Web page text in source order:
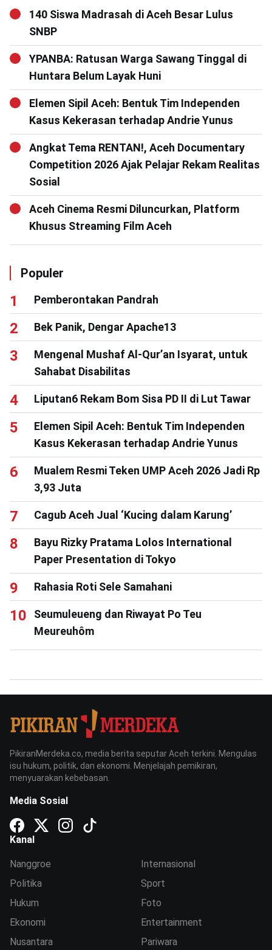
140 Siswa Madrasah di Aceh Besar Lulus
SNBP
YPANBA: Ratusan Warga Sawang Tinggal di
Huntara Belum Layak Huni
Elemen Sipil Aceh: Bentuk Tim Independen
Kasus Kekerasan terhadap Andrie Yunus
Angkat Tema RENTAN!, Aceh Documentary
Competition 2026 Ajak Pelajar Rekam Realitas
Sosial
Aceh Cinema Resmi Diluncurkan, Platform
Khusus Streaming Film Aceh
Populer
Pemberontakan Pandrah
Bek Panik, Dengar Apache13
Mengenal Mushaf Al-Qur’an Isyarat, untuk
Sahabat Disabilitas
Liputan6 Rekam Bom Sisa PD II di Lut Tawar
Elemen Sipil Aceh: Bentuk Tim Independen
Kasus Kekerasan terhadap Andrie Yunus
Mualem Resmi Teken UMP Aceh 2026 Jadi Rp
3,93 Juta
Cagub Aceh Jual ‘Kucing dalam Karung’
Bayu Rizky Pratama Lolos International
Paper Presentation di Tokyo
Rahasia Roti Sele Samahani
Seumuleueng dan Riwayat Po Teu
Meureuhôm
PikiranMerdeka.co, media berita seputar Aceh terkini. Mengulas
isu hukum, politik, dan ekonomi. Menjelajah pemikiran,
menyuarakan kebebasan.
Media Sosial
Kanal
Nanggroe
Politika
Hukum
Ekonomi
Nusantara
Internasional
Sport
Foto
Entertainment
Pariwara